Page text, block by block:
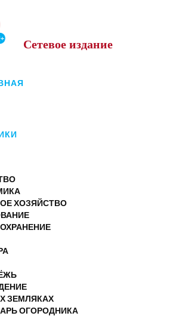
Сетевое издание
ХОЗЯЙСТВО
ЗЕМЛЯКАХ
ОГОРОДНИКА